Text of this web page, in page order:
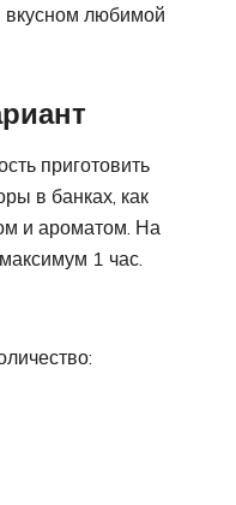
вкусном любимой
приготовить
в банках, как
и ароматом. На
1 час.